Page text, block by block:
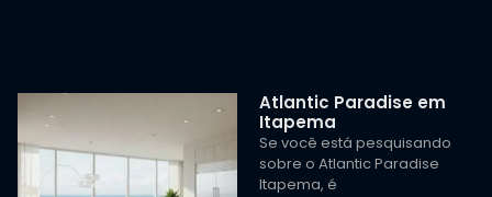
Atlantic Paradise em
Itapema
Se você está pesquisando
sobre o Atlantic Paradise
Itapema, é